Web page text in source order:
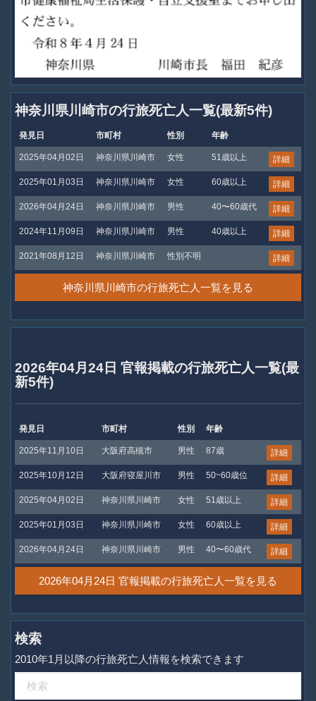
神奈川県川崎市の行旅死亡人一覧(最新5件)
発見日 市町村 性別 年齢
2025年04月02日 神奈川県川崎市 女性 51歳以上 詳細
2025年01月03日 神奈川県川崎市 女性 60歳以上 詳細
2026年04月24日 神奈川県川崎市 男性 40〜60歳代 詳細
2024年11月09日 神奈川県川崎市 男性 40歳以上 詳細
2021年08月12日 神奈川県川崎市 性別不明 詳細
神奈川県川崎市の行旅死亡人一覧を見る
2026年04月24日 官報掲載の行旅死亡人一覧(最
新5件)
発見日 市町村 性別 年齢
2025年11月10日 大阪府高槻市 男性 87歳 詳細
2025年10月12日 大阪府寝屋川市 男性 50~60歳位 詳細
2025年04月02日 神奈川県川崎市 女性 51歳以上 詳細
2025年01月03日 神奈川県川崎市 女性 60歳以上 詳細
2026年04月24日 神奈川県川崎市 男性 40〜60歳代 詳細
2026年04月24日 官報掲載の行旅死亡人一覧を見る
検索
2010年1月以降の行旅死亡人情報を検索できます